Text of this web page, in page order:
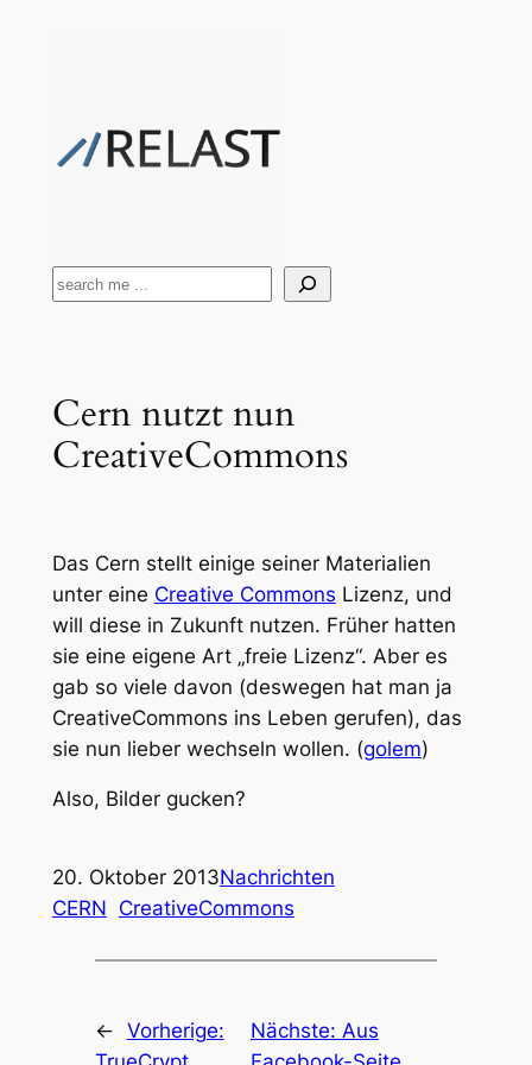
Suchen
Cern nutzt nun
CreativeCommons
Das Cern stellt einige seiner Materialien
unter eine Creative Commons Lizenz, und
will diese in Zukunft nutzen. Früher hatten
sie eine eigene Art „freie Lizenz“. Aber es
gab so viele davon (deswegen hat man ja
CreativeCommons ins Leben gerufen), das
sie nun lieber wechseln wollen. (golem)
Also, Bilder gucken?
20. Oktober 2013Nachrichten
CERN CreativeCommons
← Vorherige:
Nächste: Aus